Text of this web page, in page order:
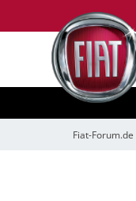
Fiat-Forum.de